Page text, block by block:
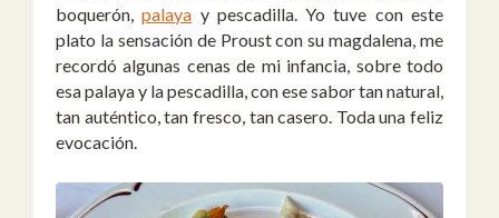
boquerón,palaya y pescadilla. Yo tuve con este
plato la sensación de Proust con su magdalena, me
recordó algunas cenas de mi infancia, sobre todo
esa palaya y la pescadilla, con ese sabor tan natural,
tan auténtico, tan fresco, tan casero. Toda una feliz
evocación.